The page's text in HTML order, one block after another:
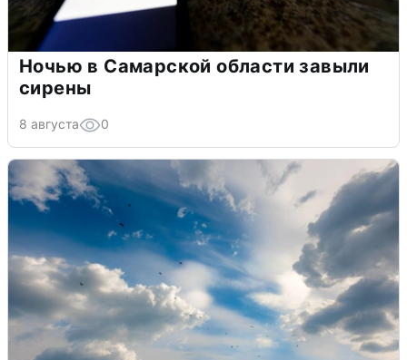
Ночью в Самарской области завыли
сирены
8 августа 0